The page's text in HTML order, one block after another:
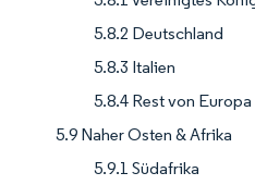
5.8.2 Deutschland
5.8.3 Italien
5.8.4 Rest von Europa
5.9 Naher Osten & Afrika
5.9.1 Südafrika